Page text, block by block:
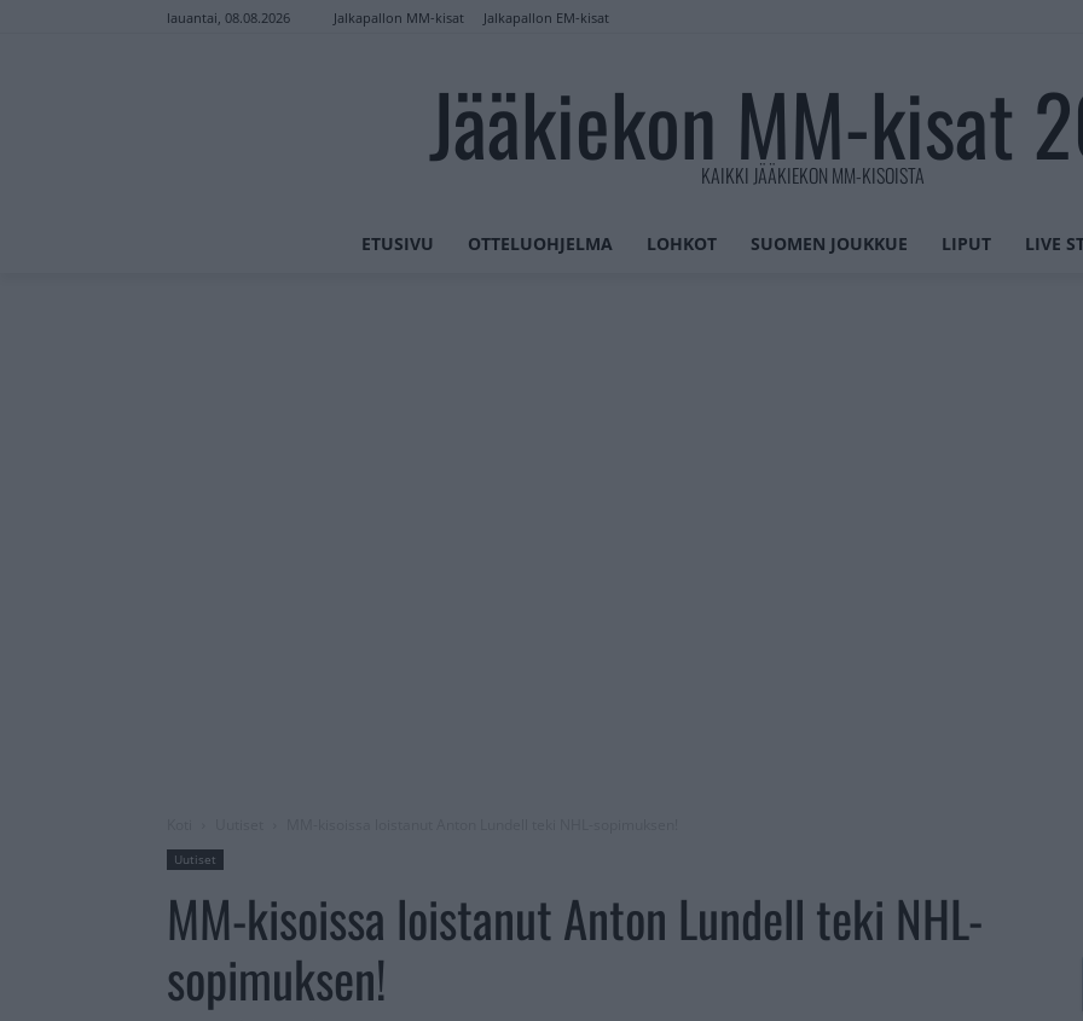
lauantai, 08.08.2026 Jalkapallon MM-kisat Jalkapallon EM-kisat
Jääkiekon MM-kisat
KAIKKI JÄÄKIEKON MM-KISOISTA
ETUSIVU OTTELUOHJELMA LOHKOT SUOMEN JOUKKUE LIPUT LIVE
Uutiset
MM-kisoissa loistanut Anton Lundell teki NHL-
sopimuksen!